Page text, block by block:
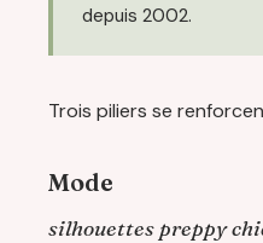
depuis 2002.
Trois piliers se
Mode
silhouettes preppy